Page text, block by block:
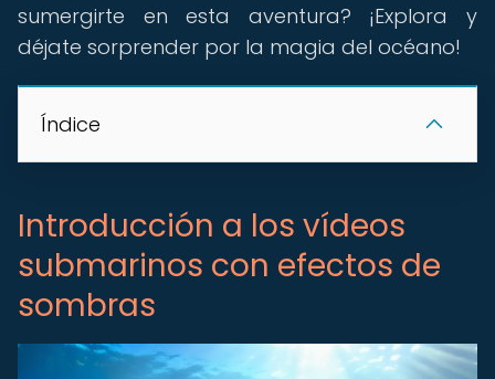
sumergirte en esta aventura? ¡Explora y
déjate sorprender por la magia del océano!
Índice
Introducción a los vídeos
submarinos con efectos de
sombras